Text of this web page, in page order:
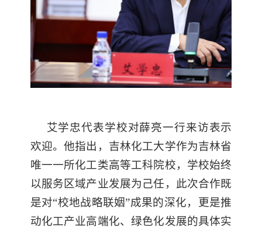
艾学忠代表学校对薛亮一行来访表示
欢迎。他指出，吉林化工大学作为吉林省
唯一一所化工类高等工科院校，学校始终
以服务区域产业发展为己任，此次合作既
是对“校地战略联姻”成果的深化，更是推
动化工产业高端化、绿色化发展的具体实